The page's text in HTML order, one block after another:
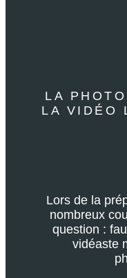
LA
LA VIDÉO
Lors de la
nombreux
question :
vidéaste